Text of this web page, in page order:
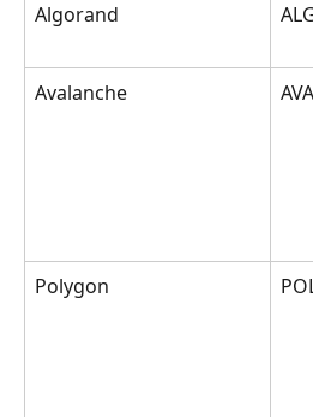
Algorand
Avalanche
Polygon